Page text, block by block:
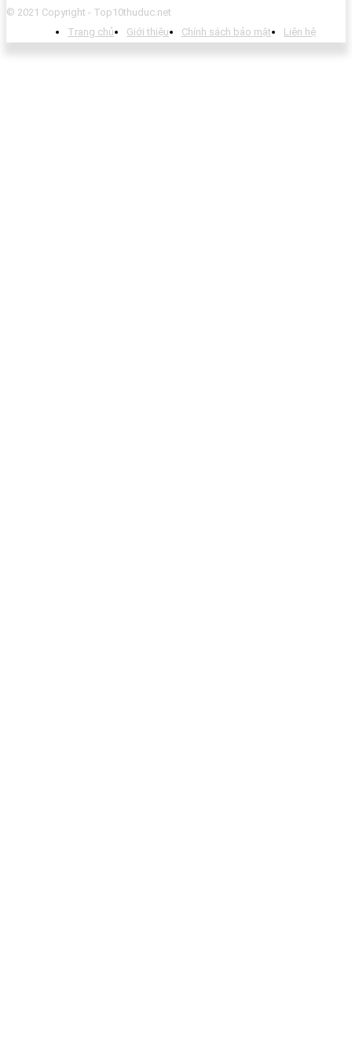
© 2021 Copyright - Top10thuduc.net
Trang chủ
Giới thiệu Chính sách bảo mật Liên hệ